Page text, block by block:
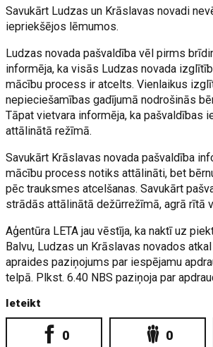
Savukārt Ludzas un Krāslavas novadi
iepriekšējos lēmumos.
Ludzas novada pašvaldība vēl pirms
informēja, ka visās Ludzas novada
mācību process ir atcelts. Vienlaikus
nepieciešamības gadījumā nodrošinās
Tāpat vietvara informēja, ka pašvaldības
attālinātā režīmā.
Savukārt Krāslavas novada pašvaldība
mācību process notiks attālināti, bet
pēc trauksmes atcelšanas. Savukārt
strādās attālinātā dežūrrežīmā, agrā rītā
Aģentūra LETA jau vēstīja, ka naktī uz
Balvu, Ludzas un Krāslavas novados
apraides paziņojums par iespējamu
telpā. Plkst. 6.40 NBS paziņoja par
Ieteikt
0 0